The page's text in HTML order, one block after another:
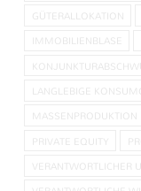
GÜTERALLOKATION
IMMOBILIENBLASE
LANGLEBIGE
MASSENPRODUKTION
PRIVATE EQUITY